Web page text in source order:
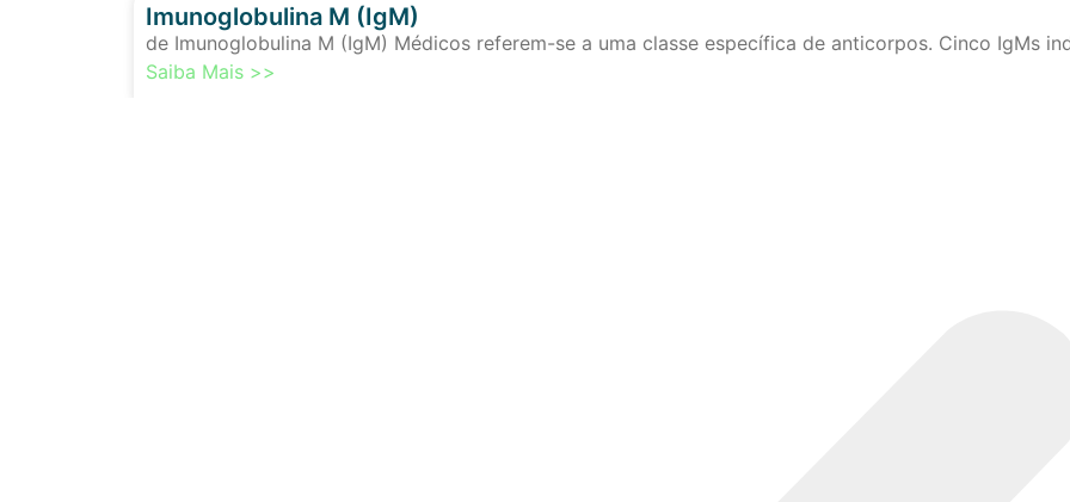
Imunoglobulina M (IgM)
de Imunoglobulina M (IgM) Médicos referem-se a uma classe específica de anticorpos. Cinco IgMs
Saiba Mais >>